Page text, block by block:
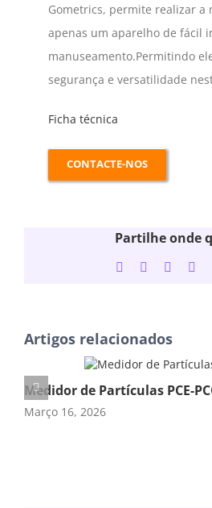
Gometrics, permite realizar a
apenas um aparelho de fácil
manuseamento.Permitindo
segurança e versatilidade
Ficha técnica
CONTACTE-NOS
Partilhe onde
Facebook
Twitter
Artigos relacionados
Medidor de Partículas PCE-
Março 16, 2026